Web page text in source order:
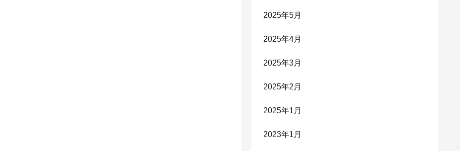
2025年5月
2025年4月
2025年3月
2025年2月
2025年1月
2023年1月